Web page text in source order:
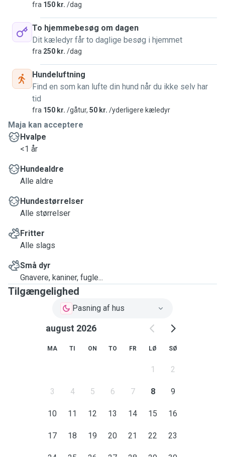
fra 150 kr. /dag
To hjemmebesøg om dagen
Dit kæledyr får to daglige besøg i hjemmet
fra 250 kr. /dag
Hundeluftning
Find en som kan lufte din hund når du ikke selv har
tid
fra 150 kr. /gåtur, 50 kr. /yderligere kæledyr
Maja kan acceptere
Hvalpe
<1 år
Hundealdre
Alle aldre
Hundestørrelser
Alle størrelser
Fritter
Alle slags
Små dyr
Gnavere, kaniner, fugle...
Tilgængelighed
Pasning af hus
august 2026
MA TI ON TO FR LØ SØ
1 2
3 4 5 6 7 8 9
10 11 12 13 14 15 16
17 18 19 20 21 22 23